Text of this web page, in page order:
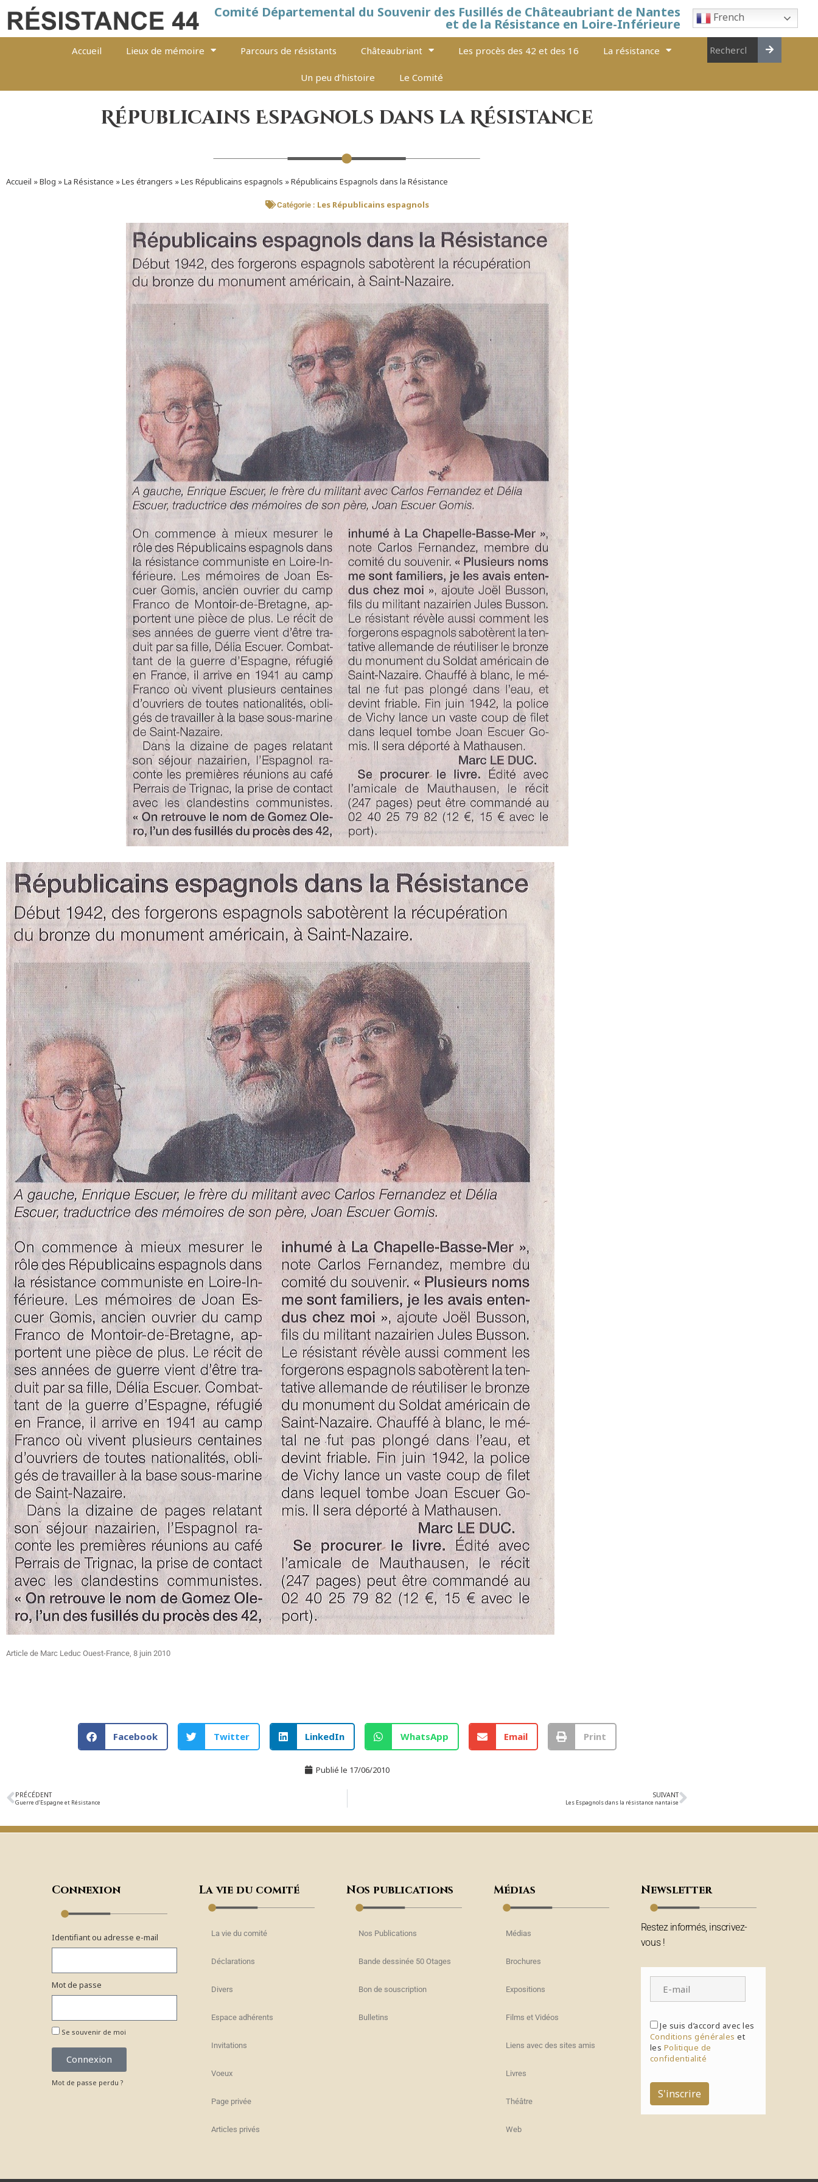
Comité Départemental du Souvenir des Fusillés de Châteaubriant de Nantes
et de la Résistance en Loire-Inférieure French
Accueil Lieux de mémoire Parcours de résistants Châteaubriant Les procès des 42 et des 16 La résistance
Un peu d’histoire Le Comité
Républicains Espagnols dans la Résistance
Accueil »Blog »La Résistance »Les étrangers »Les Républicains espagnols »Républicains Espagnols dans la Résistance
Catégorie : Les Républicains espagnols
Article de Marc Leduc Ouest-France, 8 juin 2010
Facebook Twitter LinkedIn WhatsApp Email Print
Publié le 17/06/2010
PRÉCÉDENT
Guerre d’Espagne et Résistance
SUIVANT
Les Espagnols dans la résistance nantaise
Connexion
Identifiant ou adresse e-mail
Mot de passe
Se souvenir de moi
Connexion
Mot de passe perdu ?
La vie du comité
La vie du comité
Déclarations
Divers
Espace adhérents
Invitations
Voeux
Page privée
Articles privés
Nos publications
Nos Publications
Bande dessinée 50 Otages
Bon de souscription
Bulletins
Médias
Médias
Brochures
Expositions
Films et Vidéos
Liens avec des sites amis
Livres
Théâtre
Web
Newsletter
Restez informés, inscrivez-
vous !
Je suis d’accord avec les
Conditions générales et
les Politique de
confidentialité
S'inscrire